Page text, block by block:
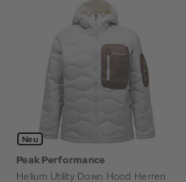
Neu
Peak Performance
Helium Utility Down Hood Herren